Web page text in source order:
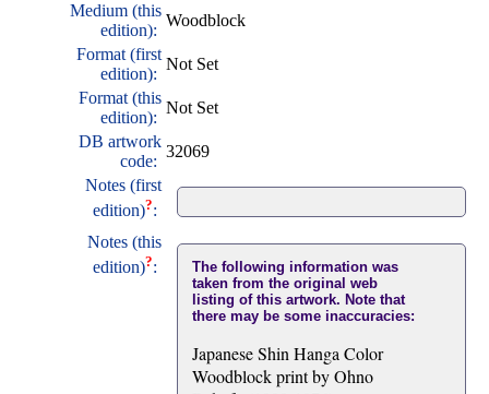
Medium (this
edition):
Woodblock
Format (first
edition):
Not Set
Format (this
edition):
Not Set
DB artwork
code:
32069
Notes (first
edition)?:
Notes (this
edition)?:
The following information was
taken from the original web
listing of this artwork. Note that
there may be some inaccuracies:
Japanese Shin Hanga Color
Woodblock print by Ohno